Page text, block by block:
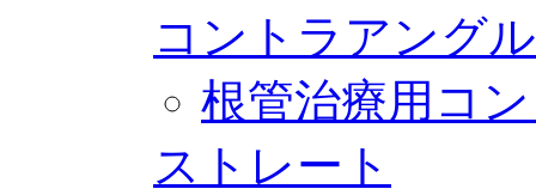
コントラアングル
根管治療用コ
ストレート